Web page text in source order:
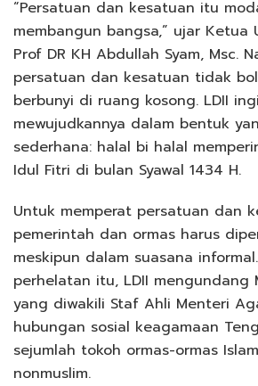
“Persatuan dan kesatuan itu
membangun bangsa,” ujar Ketua
Prof DR KH Abdullah Syam, Msc.
persatuan dan kesatuan tidak
berbunyi di ruang kosong. LDII
mewujudkannya dalam bentuk
sederhana: halal bi halal
Idul Fitri di bulan Syawal 1434 H.
Untuk memperat persatuan dan
pemerintah dan ormas harus
meskipun dalam suasana
perhelatan itu, LDII mengundang
yang diwakili Staf Ahli Menteri
hubungan sosial keagamaan
sejumlah tokoh ormas-ormas
nonmuslim.